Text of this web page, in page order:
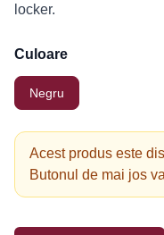
locker.
Culoare
Negru
Acest produs este
Butonul de mai jos